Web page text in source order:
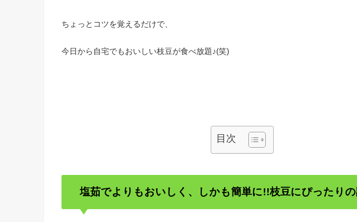
ちょっとコツを覚えるだけで、
今日から自宅でもおいしい枝豆が食べ放題♪(笑)
目次
塩茹でよりもおいしく、しかも簡単に!!枝豆にぴったり